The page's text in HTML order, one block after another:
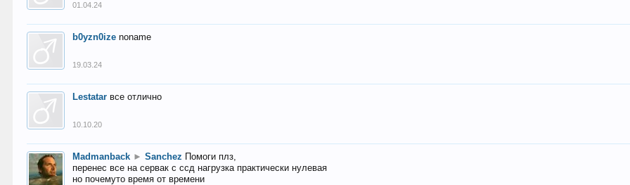
01.04.24
b0yzn0ize noname
19.03.24
Lestatar все отлично
10.10.20
Madmanback ► Sanchez Помоги плз,
перенес все на сервак с ссд нагрузка практически нулевая
но почемуто время от времени